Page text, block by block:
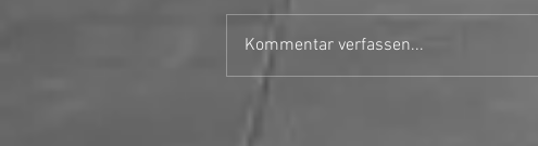
Kommentar verfassen...